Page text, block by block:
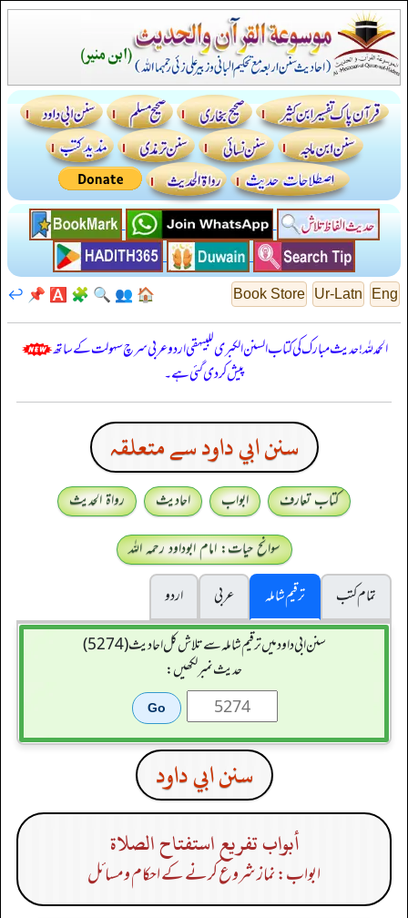
Eng
Ur-Latn
Book Store
🏠
👥
🔍
🧩
🅰️
📌
↩️
الحمدللہ! حدیث مبارک کی کتاب السنن الكبرى للبيهقي اردو عربی سرچ سہولت کے ساتھ
پیش کر دی گئی ہے۔
سنن ابي داود سے متعلقہ
کتاب تعارف ابواب احادیث
رواۃ الحدیث
سوانح حیات: امام ابوداود رحمہ اللہ
تمام کتب
ترقیم شاملہ عربی
اردو
سنن ابي داود میں ترقیم شاملہ سے تلاش کل احادیث (5274)
حدیث نمبر لکھیں:
سنن ابي داود
أبواب تفريع استفتاح الصلاة
ابواب: نماز شروع کرنے کے احکام ومسائل